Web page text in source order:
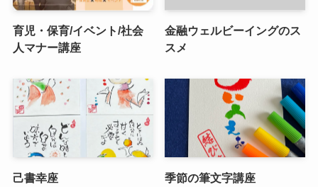
育児・保育/イベント/社会
人マナー講座
金融ウェルビーイングのス
スメ
己書幸座 季節の筆文字講座